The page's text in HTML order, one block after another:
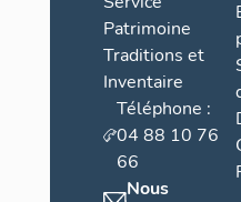
Patrimoine
Traditions et
Inventaire
Téléphone :
04 88 10 76
66
Nous